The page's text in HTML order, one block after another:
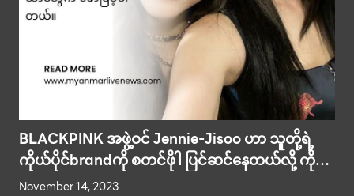
BLACKPINK အဖွဲ့ဝင် Jennie-Jisoo ဟာ သူတို့ရဲ့
ကိုယ်ပိုင်brandကို စတင်ဖိုါ ပြင်ဆင်နေတယ်လို့ ကိုရီး
ယားမီဒီယာတွေက ဖော်ပြခဲ့ပါတယ်။
November 14, 2023